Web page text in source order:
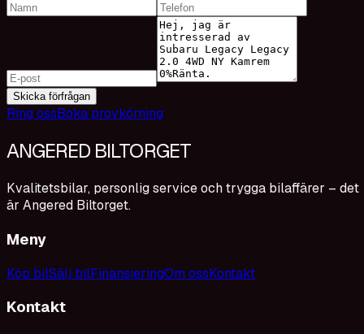
Skicka förfrågan
Ring ossBoka provkörning
ANGERED BILTORGET
Kvalitetsbilar, personlig service och trygga bilaffärer – det
är Angered Biltorget.
Meny
Köp bilSälj bilFinansieringOm ossKontakt
Kontakt